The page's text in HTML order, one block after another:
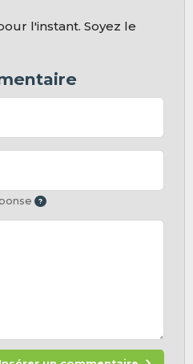
l'instant. Soyez le